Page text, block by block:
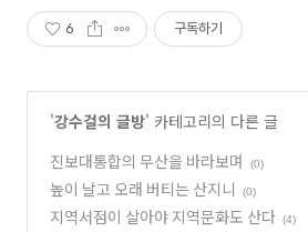
6 구독하기
'강수걸의 글방' 카테고리의 다른 글
진보대통합의 무산을 바라보며
(0)
높이 날고 오래 버티는 산지니 (0)
지역서점이 살아야 지역문화도 산다 (4)